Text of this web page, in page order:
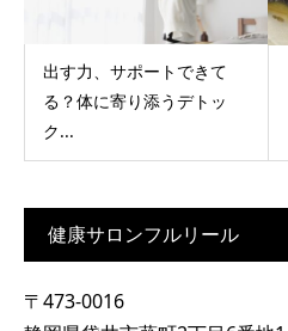
出す力、サポートできて
る？体に寄り添うデトッ
ク...
健康サロンフルリール
〒473-0016